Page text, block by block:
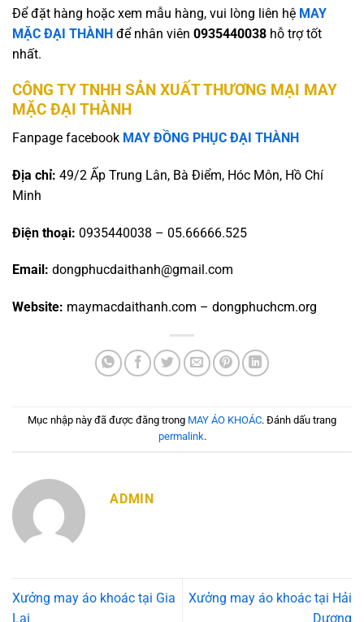
Để đặt hàng hoặc xem mẫu hàng, vui lòng liên hệ MAY
MẶC ĐẠI THÀNH để nhân viên 0935440038 hỗ trợ tốt
nhất.
CÔNG TY TNHH SẢN XUẤT THƯƠNG MẠI MAY
MẶC ĐẠI THÀNH
Fanpage facebook MAY ĐỒNG PHỤC ĐẠI THÀNH
Địa chỉ: 49/2 Ấp Trung Lân, Bà Điểm, Hóc Môn, Hồ Chí
Minh
Điện thoại: 0935440038 – 05.66666.525
Email: dongphucdaithanh@gmail.com
Website: maymacdaithanh.com – dongphuchcm.org
Mục nhập này đã được đăng trong MAY ÁO KHOÁC. Đánh dấu trang
permalink.
ADMIN
Xưởng may áo khoác tại Gia
Lai
Xưởng may áo khoác tại Hải
Dương